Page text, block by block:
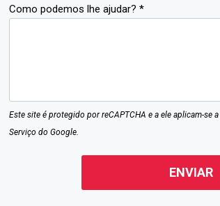
Como podemos lhe ajudar? *
Este site é protegido por reCAPTCHA e a ele aplicam-se a
Serviço do Google.